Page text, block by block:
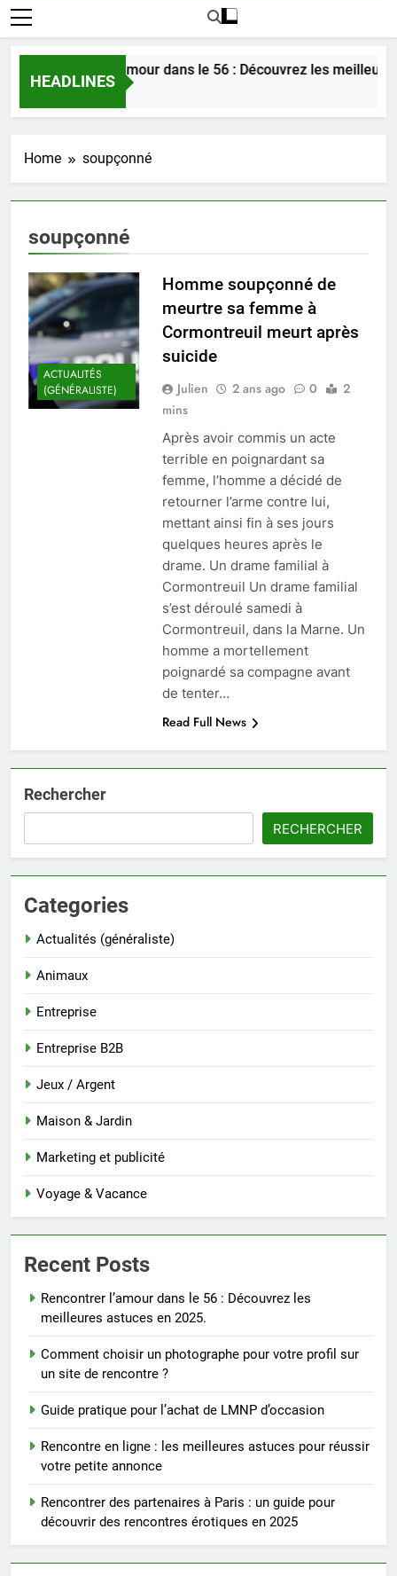
HEADLINES
Rencontrer l’amour dans le 56 : Découvrez les
1 Jour Ago
Home soupçonné
soupçonné
ACTUALITÉS
(GÉNÉRALISTE)
Homme soupçonné de
meurtre sa femme à
Cormontreuil meurt après
suicide
Julien 2 ans ago 0
2
mins
Après avoir commis un acte
terrible en poignardant sa
femme, l’homme a décidé de
retourner l’arme contre lui,
mettant ainsi fin à ses jours
quelques heures après le
drame. Un drame familial à
Cormontreuil Un drame familial
s’est déroulé samedi à
Cormontreuil, dans la Marne. Un
homme a mortellement
poignardé sa compagne avant
de tenter…
Read Full News
Rechercher
RECHERCHER
Categories
Actualités (généraliste)
Animaux
Entreprise
Entreprise B2B
Jeux / Argent
Maison & Jardin
Marketing et publicité
Voyage & Vacance
Recent Posts
Rencontrer l’amour dans le 56 : Découvrez les
meilleures astuces en 2025.
Comment choisir un photographe pour votre profil sur
un site de rencontre ?
Guide pratique pour l’achat de LMNP d’occasion
Rencontre en ligne : les meilleures astuces pour réussir
votre petite annonce
Rencontrer des partenaires à Paris : un guide pour
découvrir des rencontres érotiques en 2025